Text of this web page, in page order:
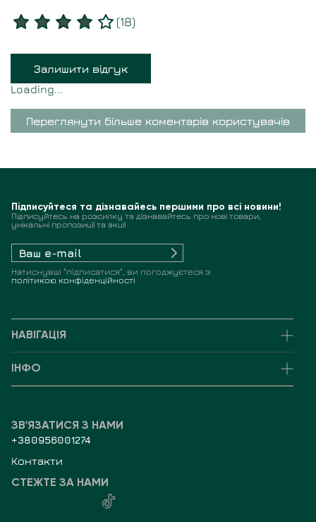
(18)
Залишити відгук
Loading...
Переглянути більше коментарів користувачів
Підписуйтеся та дізнавайесь першими про всі новини!
Підписуйтесь на розсилку та дізнавайтесь про нові товари,
унікальні пропозиції та акції
Натиснувші "підписатися", ви погоджуєтеся з
політикою конфіденційності
НАВІГАЦІЯ
ІНФО
ЗВ'ЯЗАТИСЯ З НАМИ
+380956001274
Контакти
СТЕЖТЕ ЗА НАМИ